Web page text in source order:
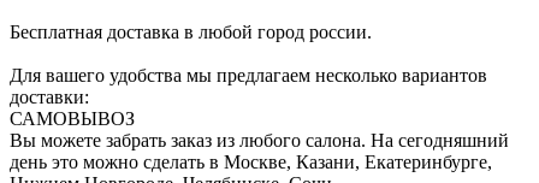
Бесплатная доставка в любой город россии.
Для вашего удобства мы предлагаем несколько вариантов
доставки:
САМОВЫВОЗ
Вы можете забрать заказ из любого салона. На сегодняшний
день это можно сделать в Москве, Казани, Екатеринбурге,